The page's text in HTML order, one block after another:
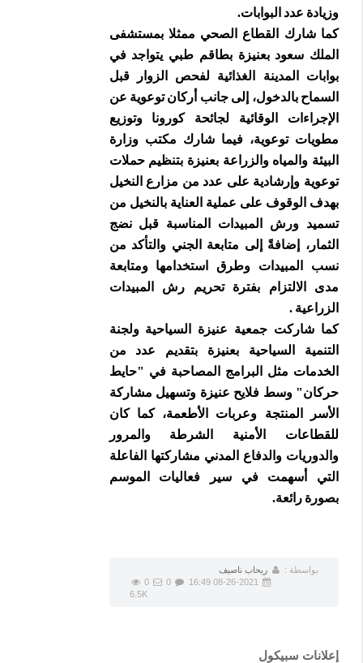
وزيادة عدد البوابات.
كما شارك القطاع الصحي ممثلا بمستشفى
الملك سعود بعنيزة بطاقم طبي يتواجد في
بوابات المدينة الغذائية لفحص الزوار قبل
السماح بالدخول، إلى جانب أركان توعوية عن
الإجراءات الوقائية لجائحة كورونا وتوزيع
مطويات توعوية، فيما شارك مكتب وزارة
البيئة والمياه والزراعة بعنيزة بتنظيم حملات
توعویة وإرشادية على عدد من مزارع النخيل
بھدف الوقوف على عملية العناية بالنخيل من
تسميد ورش المبیدات المناسبة قبل نضج
الثمار، إضافةً إلى متابعة الجني والتأكد من
نسب المبيدات وطرق استخدامها ومتابعة
مدى الالتزام بفترة تحريم رش المبيدات
الزراعية .
كما شاركت جمعية عنيزة السياحية ولجنة
التنمية السياحية بعنيزة بتقديم عدد من
الخدمات مثل البرامج المصاحبة في "حايط
حركان" وسط فلايح عنيزة وتسهيل مشاركة
الأسر المنتجة وعربات الأطعمة، كما كان
للقطاعات الأمنية الشرطة والمرور
والدوريات والدفاع المدني مشاركتها الفاعلة
التي أسهمت في سير فعاليات الموسم
بصورة رائعة.
بواسطة :
ريحاب ناصيف
0
6.5K
إعلانات سبيكول